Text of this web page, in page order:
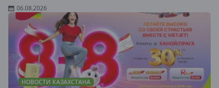
06.08.2026
НОВОСТИ КАЗАХСТАНА